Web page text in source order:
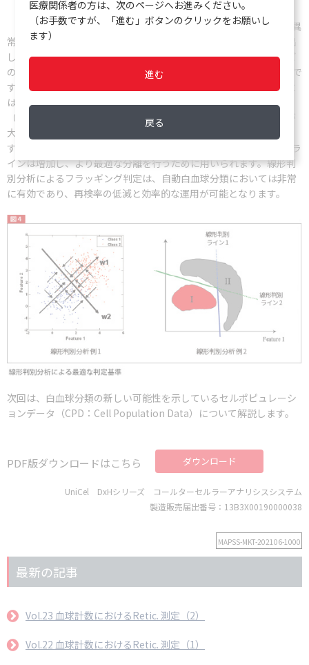
線形判別分析は統計的手法の1つで、さまざまな条件から正常と異
常集団を適切に分離し、最適なフラッギングの判定基準を見つけ出
します。下段左図では、正常（青）と異常（赤）の集団に対してど
のようにして線形判別ラインが2つの集団を分離するかを示した例で
す。このような、異常と正常集団が混在した中で判定を行う場合に
は非常に有効です。また、同様に下段右図は、正常（青）と異常
（赤）の集団の形状が複雑となる場合で、２つの線形判別ラインが
大きく移動して異常集団から正常集団を分離するかを示した例で
す。このように、より複雑な2つの集団が存在した場合、これらのラ
インは増加し、より最適な分離を行うために用いられます。線形判
別分析によるフラッギング判定は、自動白血球分類においては非常
に有効であり、再検率の低減と効率的な運用が可能となります。
次回は、白血球分類の新しい可能性を示しているセルポピュレーシ
ョンデータ（CPD：Cell Population Data）について解説します。
PDF版ダウンロードはこちら ダウンロード
UniCel DxHシリーズ コールターセルラーアナリシスシステム
製造販売届出番号：13B3X00190000038
MAPSS-MKT-202106-1000
最新の記事
Vol.23 血球計数におけるRetic. 測定（2）
Vol.22 血球計数におけるRetic. 測定（1）
医療関係者の方は、次のページへお進みください。
（お手数ですが、「進む」ボタンのクリックをお願いし
ます）
進む
戻る